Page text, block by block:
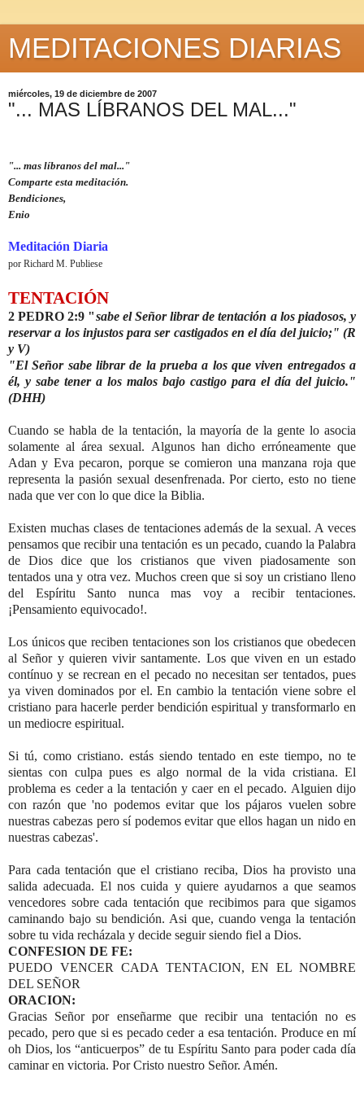
MEDITACIONES DIARIAS
miércoles, 19 de diciembre de 2007
"... MAS LÍBRANOS DEL MAL..."
"... mas líbranos del mal..."
Comparte esta meditación.
Bendiciones,
Enio
Meditación Diaria
por Richard M. Publiese
TENTACIÓN
2 PEDRO 2:9 "sabe el Señor librar de tentación a los piadosos, y
reservar a los injustos para ser castigados en el día del juicio;" (R
y V)
"El Señor sabe librar de la prueba a los que viven entregados a
él, y sabe tener a los malos bajo castigo para el día del juicio."
(DHH)
Cuando se habla de la tentación, la mayoría de la gente lo asocia
solamente al área sexual. Algunos han dicho erróneamente que
Adan y Eva pecaron, porque se comieron una manzana roja que
representa la pasión sexual desenfrenada. Por cierto, esto no tiene
nada que ver con lo que dice la Biblia.
Existen muchas clases de tentaciones además de la sexual. A veces
pensamos que recibir una tentación es un pecado, cuando la Palabra
de Dios dice que los cristianos que viven piadosamente son
tentados una y otra vez. Muchos creen que si soy un cristiano lleno
del Espíritu Santo nunca mas voy a recibir tentaciones.
¡Pensamiento equivocado!.
Los únicos que reciben tentaciones son los cristianos que obedecen
al Señor y quieren vivir santamente. Los que viven en un estado
contínuo y se recrean en el pecado no necesitan ser tentados, pues
ya viven dominados por el. En cambio la tentación viene sobre el
cristiano para hacerle perder bendición espiritual y transformarlo en
un mediocre espiritual.
Si tú, como cristiano. estás siendo tentado en este tiempo, no te
sientas con culpa pues es algo normal de la vida cristiana. El
problema es ceder a la tentación y caer en el pecado. Alguien dijo
con razón que 'no podemos evitar que los pájaros vuelen sobre
nuestras cabezas pero sí podemos evitar que ellos hagan un nido en
nuestras cabezas'.
Para cada tentación que el cristiano reciba, Dios ha provisto una
salida adecuada. El nos cuida y quiere ayudarnos a que seamos
vencedores sobre cada tentación que recibimos para que sigamos
caminando bajo su bendición. Asi que, cuando venga la tentación
sobre tu vida recházala y decide seguir siendo fiel a Dios.
CONFESION DE FE:
PUEDO VENCER CADA TENTACION, EN EL NOMBRE
DEL SEÑOR
ORACION:
Gracias Señor por enseñarme que recibir una tentación no es
pecado, pero que si es pecado ceder a esa tentación. Produce en mí
oh Dios, los “anticuerpos” de tu Espíritu Santo para poder cada día
caminar en victoria. Por Cristo nuestro Señor. Amén.